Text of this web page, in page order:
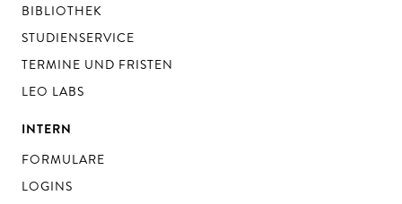
BIBLIOTHEK
STUDIENSERVICE
TERMINE UND FRISTEN
LEO LABS
INTERN
FORMULARE
LOGINS